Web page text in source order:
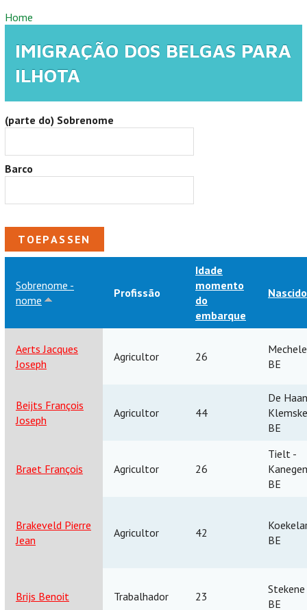
U BENT HIER
Home
IMIGRAÇÃO DOS BELGAS PARA
ILHOTA
(parte do) Sobrenome
Barco
Sobrenome -
nome
Profissão
Idade
momento
do
embarque
Aerts Jacques
Joseph
Agricultor 26
BE
Beijts François
Joseph
Agricultor 44
De
BE
Braet François Agricultor 26
Tielt -
BE
Brakeveld Pierre
Jean
Agricultor 42
BE
Brijs Benoit Trabalhador 23
Stekene
BE